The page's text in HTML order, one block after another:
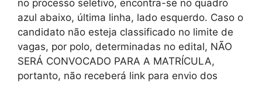
no processo seletivo, encontra-se no quadro
azul abaixo, última linha, lado esquerdo. Caso o
candidato não esteja classificado no limite de
vagas, por polo, determinadas no edital, NÃO
SERÁ CONVOCADO PARA A MATRÍCULA,
portanto, não receberá link para envio dos